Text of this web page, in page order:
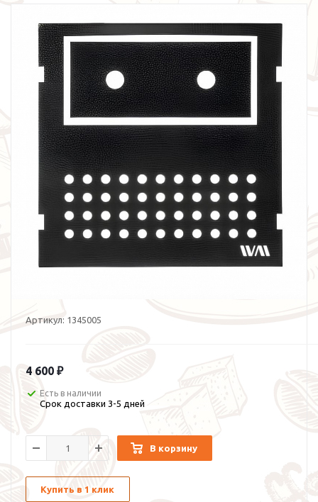
Артикул: 1345005
4 600 ₽
Есть в наличии
Срок доставки 3-5 дней
В корзину
Купить в 1 клик